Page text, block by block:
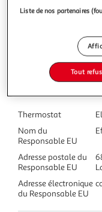
Caractéristiques
Thermostat
Nom du
Responsable EU
Adresse postale du
Responsable EU
Adresse électronique
du Responsable EU
Liste de nos partenaires
Tout